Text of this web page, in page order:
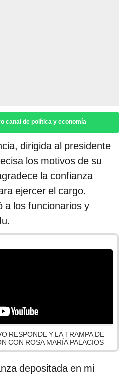
canal de política y economía
dirigida al presidente
los motivos de su
la confianza
ejercer el cargo.
a los funcionarios y
RESPONDE Y LA TRAMPA DE
CON ROSA MARÍA PALACIOS
depositada en mi